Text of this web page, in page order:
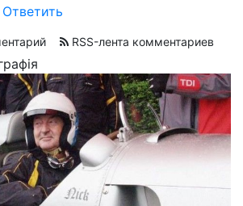
Ответить
RSS-лента комментариев